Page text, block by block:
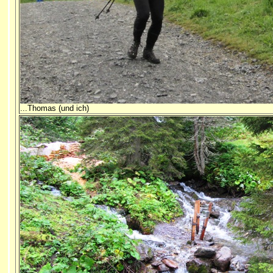
...Thomas (und ich)